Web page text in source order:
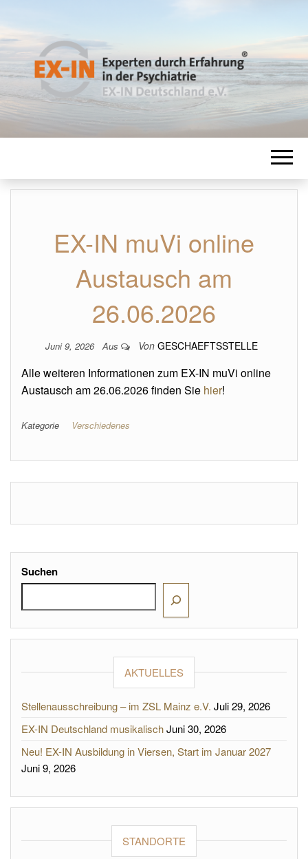
EX-IN
Experten durch Erfahrung in der
Psychiatrie
EX-IN muVi online
Austausch am
26.06.2026
Juni 9, 2026 Aus Von GESCHAEFTSSTELLE
Alle weiteren Informationen zum EX-IN muVi online
Austausch am 26.06.2026 finden Sie hier!
Kategorie Verschiedenes
Suchen
AKTUELLES
Stellenausschreibung – im ZSL Mainz e.V. Juli 29, 2026
EX-IN Deutschland musikalischJuni 30, 2026
Neu! EX-IN Ausbildung in Viersen, Start im Januar 2027
Juni 9, 2026
STANDORTE